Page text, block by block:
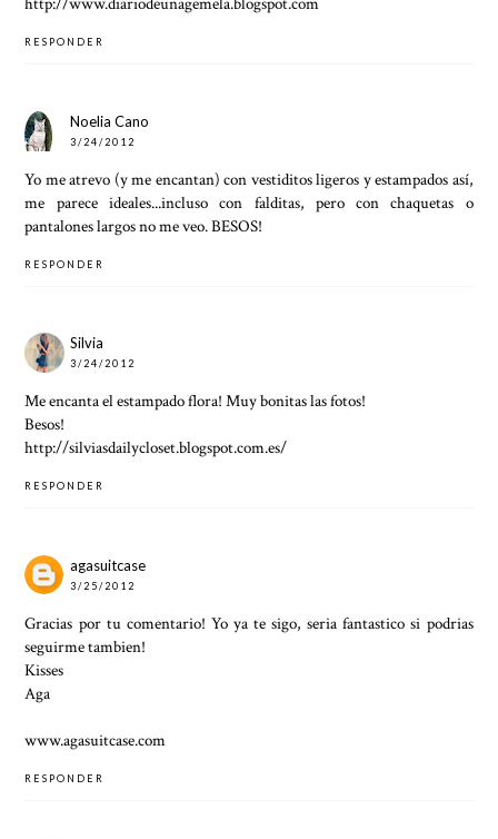
RESPONDER
Noelia Cano
3/24/2012
Yo me atrevo (y me encantan) con vestiditos ligeros y estampados así,
me parece ideales...incluso con falditas, pero con chaquetas o
pantalones largos no me veo. BESOS!
RESPONDER
Silvia
3/24/2012
Me encanta el estampado flora! Muy bonitas las fotos!
Besos!
http://silviasdailycloset.blogspot.com.es/
RESPONDER
agasuitcase
3/25/2012
Gracias por tu comentario! Yo ya te sigo, seria fantastico si podrias
seguirme tambien!
Kisses
Aga
www.agasuitcase.com
RESPONDER